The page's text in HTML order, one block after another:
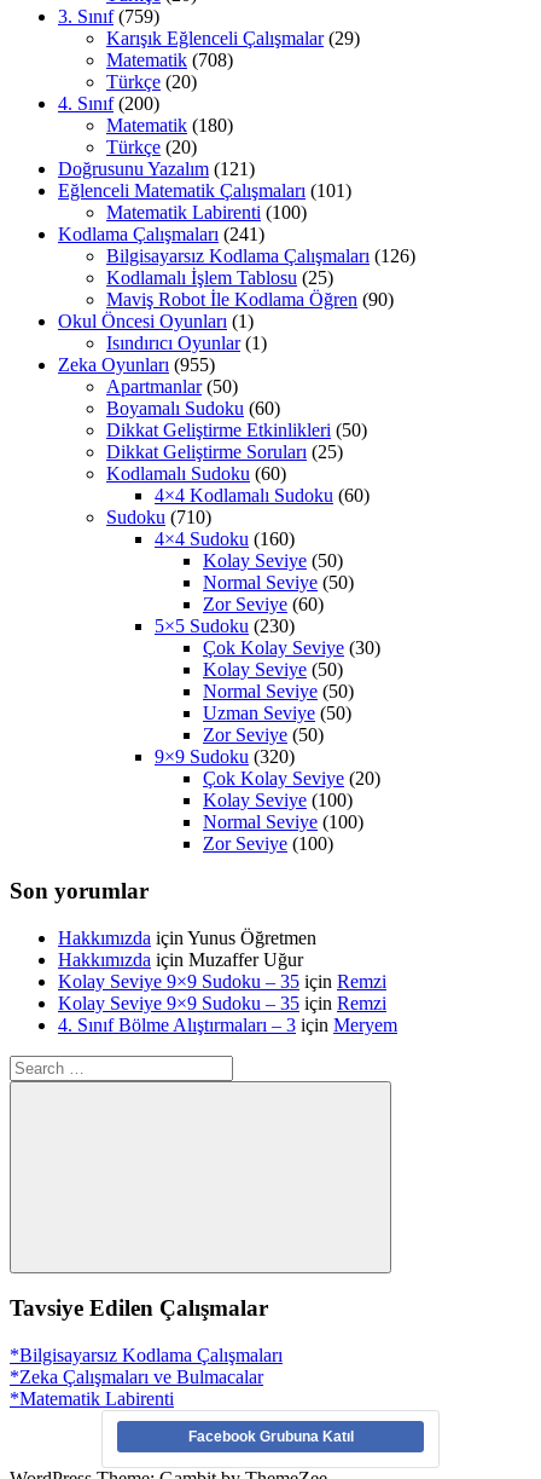
3. Sınıf(759)
Karışık Eğlenceli Çalışmalar(29)
Matematik (708)
Türkçe (20)
4. Sınıf(200)
Matematik (180)
Türkçe (20)
Doğrusunu Yazalım (121)
Eğlenceli Matematik Çalışmaları (101)
Matematik Labirenti (100)
Kodlama Çalışmaları (241)
Bilgisayarsız Kodlama Çalışmaları (126)
Kodlamalı İşlem Tablosu (25)
Maviş Robot İle Kodlama Öğren (90)
Okul Öncesi Oyunları (1)
Isındırıcı Oyunlar(1)
Zeka Oyunları (955)
Apartmanlar(50)
Boyamalı Sudoku (60)
Dikkat Geliştirme Etkinlikleri (50)
Dikkat Geliştirme Soruları (25)
Kodlamalı Sudoku (60)
4×4 Kodlamalı Sudoku (60)
Sudoku (710)
4×4 Sudoku (160)
Kolay Seviye (50)
Normal Seviye (50)
Zor Seviye (60)
5×5 Sudoku (230)
Çok Kolay Seviye (30)
Kolay Seviye (50)
Normal Seviye (50)
Uzman Seviye (50)
Zor Seviye (50)
9×9 Sudoku (320)
Çok Kolay Seviye (20)
Kolay Seviye (100)
Normal Seviye (100)
Zor Seviye (100)
Son yorumlar
Hakkımızda için Yunus Öğretmen
Hakkımızda için Muzaffer Uğur
Kolay Seviye 9×9 Sudoku – 35 için Remzi
Kolay Seviye 9×9 Sudoku – 35 için Remzi
4. Sınıf Bölme Alıştırmaları – 3 için Meryem
Search
for:
Search
Tavsiye Edilen Çalışmalar
*Bilgisayarsız Kodlama Çalışmaları
*Zeka Çalışmaları ve Bulmacalar
*Matematik Labirenti
Facebook Grubuna Katıl